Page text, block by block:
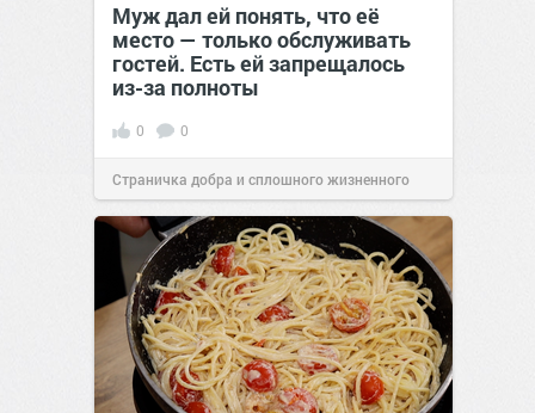
Муж дал ей понять, что её
место — только обслуживать
гостей. Есть ей запрещалось
из-за полноты
0 0
Страничка добра и сплошного жизненного
позитива!00:2807 авг 2026